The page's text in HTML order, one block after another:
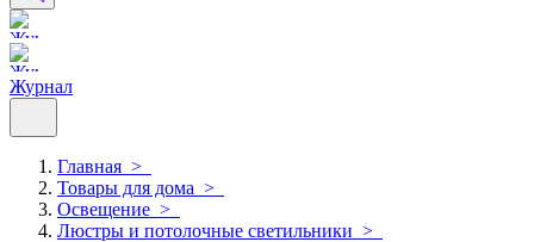
Журнал
Главная >
Товары для дома >
Освещение >
Люстры и потолочные светильники >